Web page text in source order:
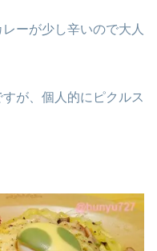
ーが少し辛いので大人
が、個人的にピクルス